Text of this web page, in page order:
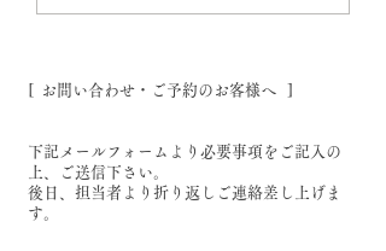
撮影/福岡フォトスタジ
[ お問い合わせ・ご予約のお客様へ ]
下記メールフォームより必要事項をご記入の
上、ご送信下さい。
後日、担当者より折り返しご連絡差し上げま
す。